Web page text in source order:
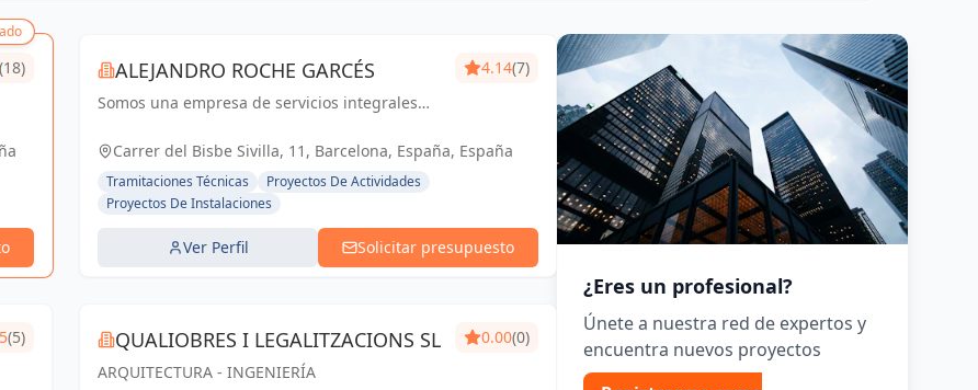
(18) ALEJANDRO ROCHE GARCÉS
Somos una empresa de servicios integrales
necesidades técnicas de nuestr@s clientes
conocimie...
4.14(7)
Carrer del Bisbe Sivilla, 11, Barcelona, España, España
Tramitaciones Técnicas
Proyectos De Actividades
Proyectos De Instalaciones
Ver Perfil Solicitar presupuesto
5(5) QUALIOBRES I LEGALITZACIONS SL
ARQUITECTURA - INGENIERÍA
0.00(0)
¿Eres un profesional?
Únete a nuestra red de expertos y
encuentra nuevos proyectos